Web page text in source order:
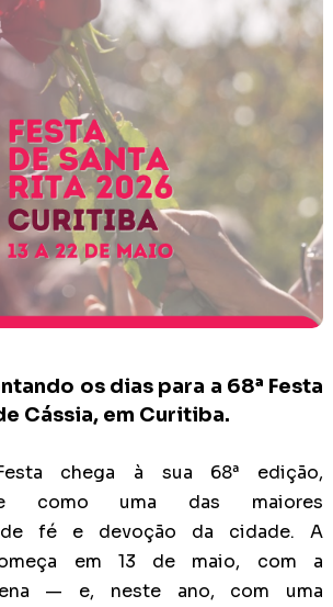
os dias para a 68ª Festa
Cássia, em Curitiba.
chega à sua 68ª edição,
se como uma das maiores
de fé e devoção da cidade. A
em 13 de maio, com a
— e, neste ano, com uma